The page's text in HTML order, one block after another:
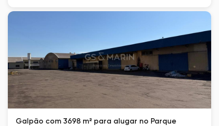
Galpão com 3698 m² para alugar no Parque